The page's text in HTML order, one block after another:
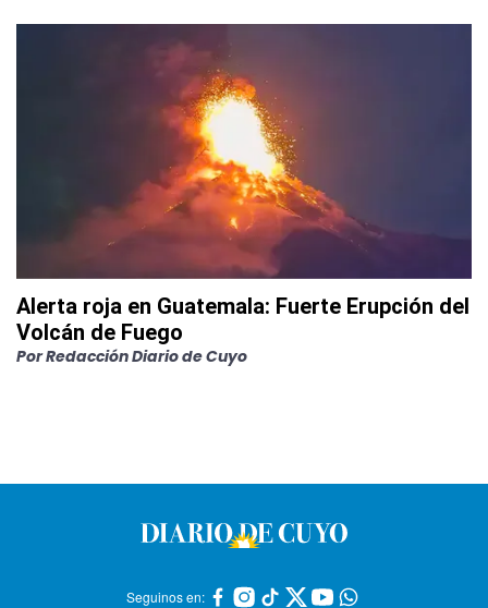
Alerta roja en Guatemala: Fuerte Erupción del
Volcán de Fuego
PorRedacción Diario de Cuyo
Seguinos en: